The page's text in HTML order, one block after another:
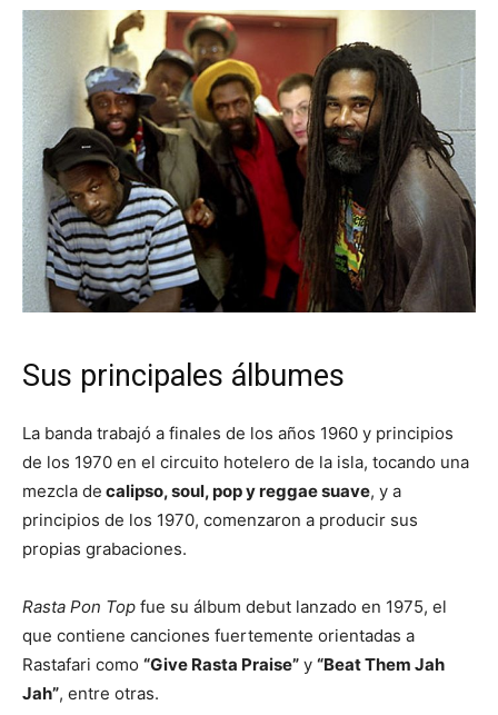
Sus principales álbumes
La banda trabajó a finales de los años 1960 y principios
de los 1970 en el circuito hotelero de la isla, tocando una
mezcla de calipso, soul, pop y reggae suave, y a
principios de los 1970, comenzaron a producir sus
propias grabaciones.
Rasta Pon Top fue su álbum debut lanzado en 1975, el
que contiene canciones fuertemente orientadas a
Rastafari como “Give Rasta Praise” y “Beat Them Jah
Jah”, entre otras.